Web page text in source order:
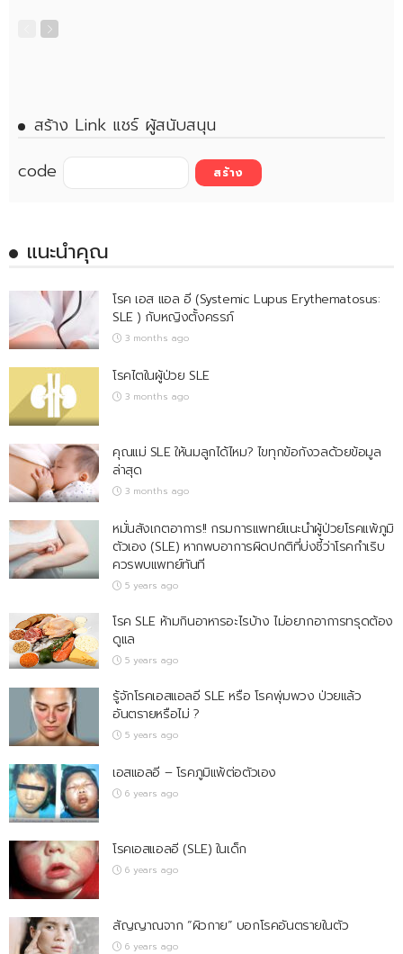
สร้าง Link แชร์ ผู้สนับสนุน
code
แนะนำคุณ
โรค เอส แอล อี (Systemic Lupus Erythematosus:
SLE ) กับหญิงตั้งครรภ์
3 months ago
โรคไตในผู้ป่วย SLE
3 months ago
คุณแม่ SLE ให้นมลูกได้ไหม? ไขทุกข้อกังวลด้วยข้อมูล
ล่าสุด
3 months ago
หมั่นสังเกตอาการ!! กรมการแพทย์แนะนำผู้ป่วยโรคแพ้ภูมิ
ตัวเอง (SLE) หากพบอาการผิดปกติที่บ่งชี้ว่าโรคกำเริบ
ควรพบแพทย์ทันที
5 years ago
โรค SLE ห้ามกินอาหารอะไรบ้าง ไม่อยากอาการทรุดต้อง
ดูแล
5 years ago
รู้จักโรคเอสแอลอี SLE หรือ โรคพุ่มพวง ป่วยแล้ว
อันตรายหรือไม่ ?
5 years ago
เอสแอลอี – โรคภูมิแพ้ต่อตัวเอง
6 years ago
โรคเอสแอลอี (SLE) ในเด็ก
6 years ago
สัญญาณจาก “ผิวกาย” บอกโรคอันตรายในตัว
6 years ago